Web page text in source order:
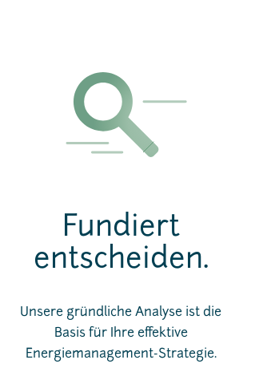
Fundiert
entscheiden.
Unsere gründliche Analyse ist die
Basis für Ihre effektive
Energiemanagement-Strategie.